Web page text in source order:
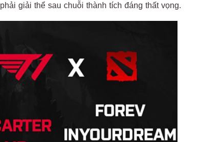
giải thể sau chuỗi thành tích đáng thất vọng.